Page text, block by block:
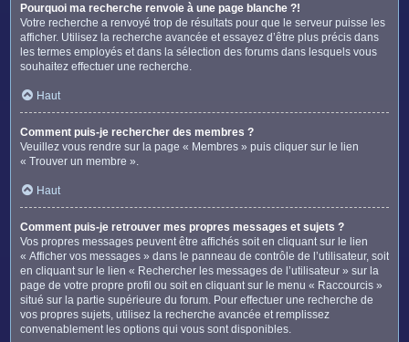
Pourquoi ma recherche renvoie à une page blanche ?!
Votre recherche a renvoyé trop de résultats pour que le serveur puisse les
afficher. Utilisez la recherche avancée et essayez d’être plus précis dans
les termes employés et dans la sélection des forums dans lesquels vous
souhaitez effectuer une recherche.
Haut
Comment puis-je rechercher des membres ?
Veuillez vous rendre sur la page « Membres » puis cliquer sur le lien
« Trouver un membre ».
Haut
Comment puis-je retrouver mes propres messages et sujets ?
Vos propres messages peuvent être affichés soit en cliquant sur le lien
« Afficher vos messages » dans le panneau de contrôle de l’utilisateur, soit
en cliquant sur le lien « Rechercher les messages de l’utilisateur » sur la
page de votre propre profil ou soit en cliquant sur le menu « Raccourcis »
situé sur la partie supérieure du forum. Pour effectuer une recherche de
vos propres sujets, utilisez la recherche avancée et remplissez
convenablement les options qui vous sont disponibles.